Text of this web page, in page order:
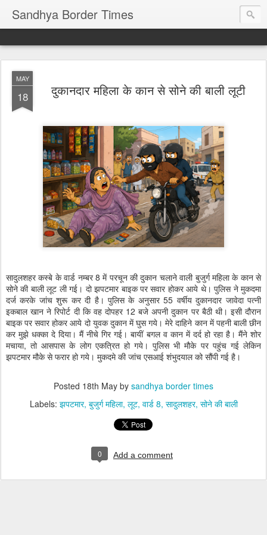
Sandhya Border Times
MAY
18 दुकानदार महिला के कान से सोने की बाली लूटी
सादुलशहर कस्बे के वार्ड नम्बर 8 में परचून की दुकान चलाने वाली बुजुर्ग महिला के कान से
सोने की बाली लूट ली गई। दो झपटमार बाइक पर सवार होकर आये थे। पुलिस ने मुकदमा
दर्ज करके जांच शुरू कर दी है। पुलिस के अनुसार 55 वर्षीय दुकानदार जावेदा पत्नी
इकबाल खान ने रिपोर्ट दी कि वह दोपहर 12 बजे अपनी दुकान पर बैठी थी। इसी दौरान
बाइक पर सवार होकर आये दो युवक दुकान में घुस गये। मेरे दाहिने कान में पहनी बाली छीन
कर मुझे धक्का दे दिया। मैं नीचे गिर गई। बायीं बगल व कान में दर्द हो रहा है। मैंने शोर
मचाया, तो आसपास के लोग एकत्रित हो गये। पुलिस भी मौके पर पहुंच गई लेकिन
झपटमार मौके से फरार हो गये। मुकदमे की जांच एसआई शंभुदयाल को सौंपी गई है।
Posted 18th May by sandhya border times
Labels: झपटमार बुजुर्ग महिला लूट वार्ड 8 सादुलशहर सोने की बाली
0 Add a comment